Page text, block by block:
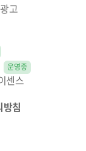
고
운영중
센스
방침